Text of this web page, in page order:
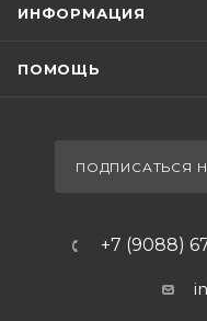
ИНФОРМАЦИЯ
ПОМОЩЬ
ПОДПИСАТЬСЯ
+7 (9088)